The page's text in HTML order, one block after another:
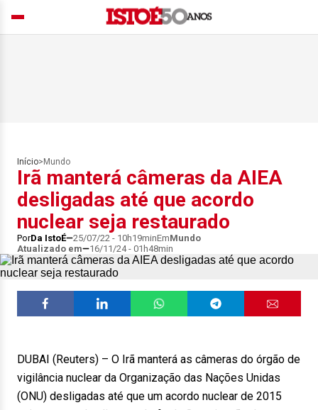
Início> Mundo
Irã manterá câmeras da AIEA
desligadas até que acordo
nuclear seja restaurado
PorDa IstoÉ 25/07/22 - 10h19minEmMundo
Atualizado em
16/11/24 - 01h48min
DUBAI (Reuters) – O Irã manterá as câmeras do órgão de
vigilância nuclear da Organização das Nações Unidas
(ONU) desligadas até que um acordo nuclear de 2015